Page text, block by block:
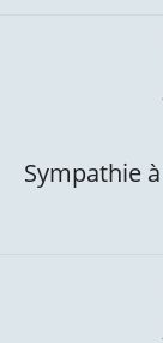
Sympathie